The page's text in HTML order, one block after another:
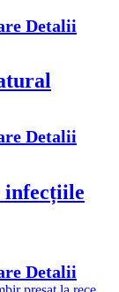
Detalii
Detalii
infecțiile
Detalii